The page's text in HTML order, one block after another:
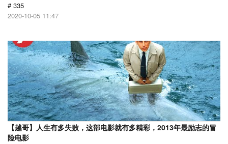
# 335
2020-10-05 11:47
【越哥】人生有多失败，这部电影就有多精彩，2013年最励志的冒
险电影